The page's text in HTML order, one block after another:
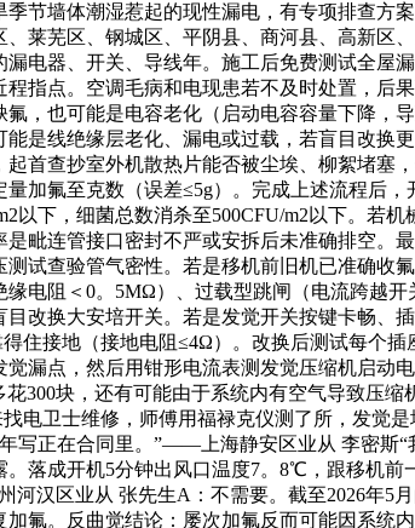
节墙体潮湿惹起的现性漏电，有专项排查方
莱芜区、钢城区、平阴县、商河县、高新区
电器、开关、导线年。施工后免费测试全屋
指点。空调毛病和电现患若不及时处置，后
，也可能是电容老化（启动电容容量下降
是线绝缘层老化、漏电或过载，若盲目改
首查抄室外机散热片能否被尘埃、柳絮堵
加氟至克数（误差≤5g）。完成上述流程后
以下，细菌总数消杀至500CFU/m2以下。若
毗连管接口密封不严或安拆后未准确排空
试查验管气密性。若是移机前旧机已准确
电阻＜0。5MΩ）、过载型跳闸（电流跨越
改换大安培开关。若是发觉开关按键卡畅
住接地（接地电阻≤4Ω）。改换后测试每个
漏点，然后用钳形电流表测发觉压缩机启动
300块，还有可能由于系统内有空气导致压
电卫士维修，师傅用福禄克仪测了所，发觉
写正在合同里。”——上海静安区业从 李密斯
落成开机5分钟出风口温度7。8℃，跟移机
汉区业从 张先生A：不需要。截至2026年5
氟。反曲觉结论：屡次加氟反而可能因系统